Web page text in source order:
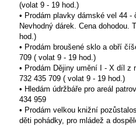
(volat 9 - 19 hod.)
• Prodám plavky dámské vel 44 -
Nevhodný dárek. Cena dohodou.
hod.)
• Prodám broušené sklo a obří
709 ( volat 9 - 19 hod.)
• Prodám Dějiny umění I - X díl z
732 435 709 ( volat 9 - 19 hod.)
• Hledám údržbáře pro areál
434 959
• Prodám velkou knižní
děti pohádky, pro mládež a